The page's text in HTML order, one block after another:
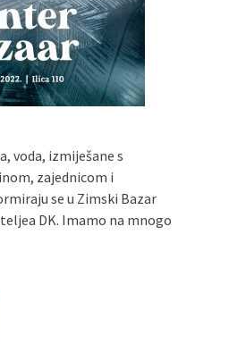
voda, izmiješane s
zajednicom i
se u Zimski Bazar
DK. Imamo na mnogo